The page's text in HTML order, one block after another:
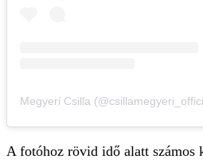
A fotóhoz rövid idő alatt számos